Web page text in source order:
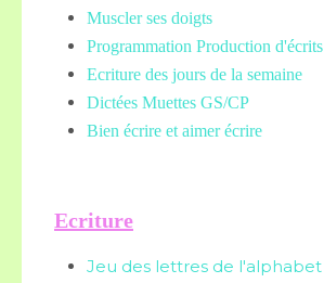
Muscler ses doigts
Programmation Production d'écrits
Ecriture des jours de la semaine
Dictées Muettes GS/CP
Bien écrire et aimer écrire
Ecriture
Jeu des lettres de l'alphabet